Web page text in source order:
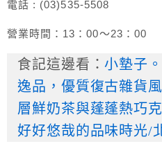
電話 : (03)535-5508
營業時間：13：00～23：00
食記這邊看：小墊子
逸品，優質復古雜貨
層鮮奶茶與蓬蓬熱巧
好好悠哉的品味時光/